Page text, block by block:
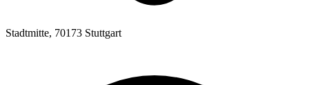
Stadtmitte, 70173 Stuttgart